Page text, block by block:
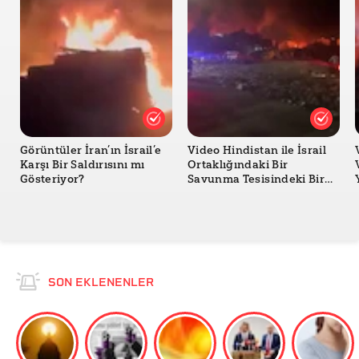
Emniyet Genel Müdürlüğü Açıklama
Görüntüler İran’ın İsrail’e
Karşı Bir Saldırısını mı
Gösteriyor?
Video Hindistan ile İsrail
Ortaklığındaki Bir
Savunma Tesisindeki Bir
SON EKLENENLER